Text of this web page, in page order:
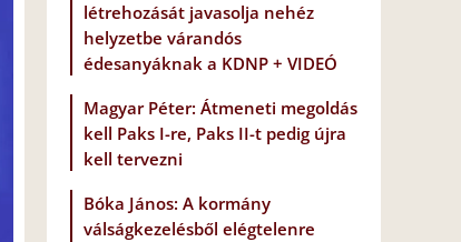
létrehozását javasolja nehéz
helyzetbe várandós
édesanyáknak a KDNP + VIDEÓ
Magyar Péter: Átmeneti megoldás
kell Paks I-re, Paks II-t pedig újra
kell tervezni
Bóka János: A kormány
válságkezelésből elégtelenre